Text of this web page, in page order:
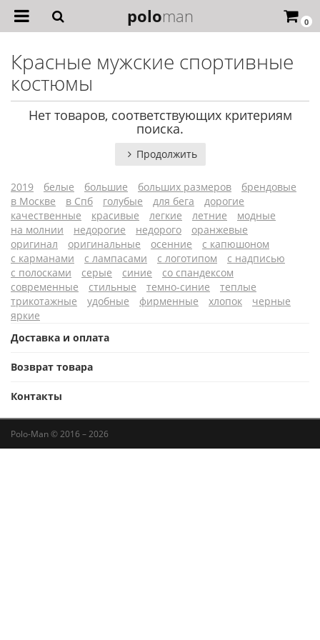
0
poloman
Красные мужские спортивные
костюмы
Нет товаров, соответствующих критериям
поиска.
Продолжить
2019 белые большие больших размеров
брендовые
в Москве
в Спб голубые для бега
дорогие
качественные
красивые легкие летние
модные
на молнии
недорогие недорого
оранжевые
оригинал
оригинальные осенние
с капюшоном
с карманами
с лампасами с логотипом
с надписью
с полосками
серые синие
со спандексом
современные
стильные темно-синие
теплые
трикотажные
удобные фирменные хлопок
черные
яркие
Доставка и оплата
Возврат товара
Контакты
Polo-Man © 2016 – 2026